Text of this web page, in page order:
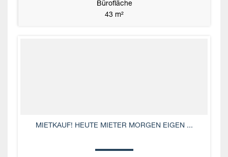
Bürofläche
43 m²
MIETKAUF! HEUTE MIETER MORGEN EIGEN ...